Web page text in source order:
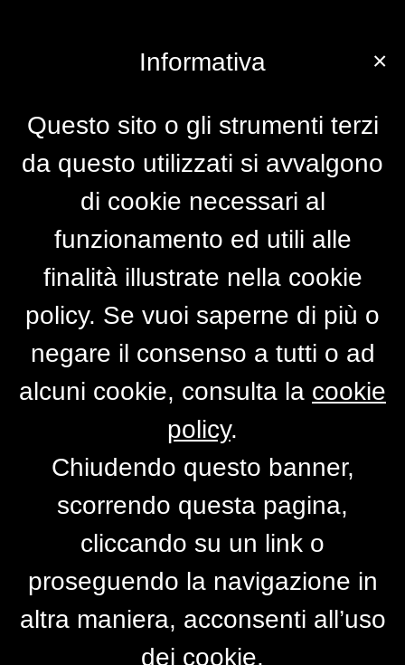
Foto lucania
×
Informativa
Questo sito o gli strumenti terzi
da questo utilizzati si avvalgono
di cookie necessari al
funzionamento ed utili alle
finalità illustrate nella cookie
policy. Se vuoi saperne di più o
negare il consenso a tutti o ad
alcuni cookie, consulta la cookie
policy.
Chiudendo questo banner,
scorrendo questa pagina,
cliccando su un link o
proseguendo la navigazione in
altra maniera, acconsenti all’uso
dei cookie.